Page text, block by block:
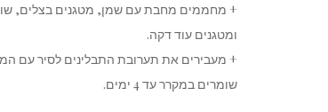
+ מחממים מחבת עם שמן, מטגנים בצלים, שום
ומטגנים עוד דקה.
+ מעבירים את תערובת התבלינים לסיר עם
שומרים במקרר עד 4 ימים.